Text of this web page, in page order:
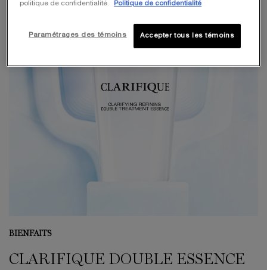
BIENFAITS
CLARIFIQUE DOUBLE ESSENCE
politique de confidentialité.
Politique de confidentialité
Accepter tous les témoins
Paramétrages des témoins